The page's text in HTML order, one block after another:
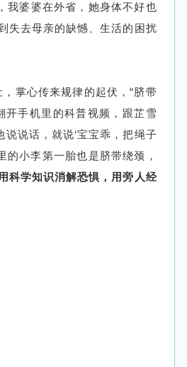
我婆婆在外省，她身体不好也
失去母亲的缺憾、生活的困扰
掌心传来规律的起伏，“脐带
开手机里的科普视频，跟芷雪
说话，就说‘宝宝乖，把绳子
的小李第一胎也是脐带绕颈，
科学知识消解恐惧，用旁人经